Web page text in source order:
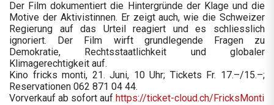
Der Film dokumentiert die Hintergründe der Klage und die
Motive der Aktivistinnen. Er zeigt auch, wie die Schweizer
Regierung auf das Urteil reagiert und es schliesslich
ignoriert. Der Film wirft grundlegende Fragen zu
Demokratie, Rechtsstaatlichkeit und globaler
Klimagerechtigkeit auf.
Kino fricks monti, 21. Juni, 10 Uhr; Tickets Fr. 17.–/15.–;
Reservationen 062 871 04 44.
Vorverkauf ab sofort auf https://ticket-cloud.ch/FricksMonti